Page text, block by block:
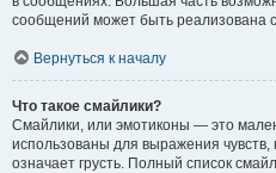
сообщений может быть реализована
Вернуться к началу
Что такое смайлики?
Смайлики, или эмотиконы — это
использованы для выражения
означает грусть. Полный список